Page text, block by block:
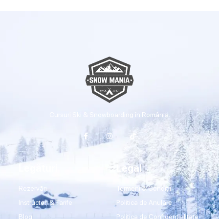
Cursuri Ski & Snowboarding în România.
Rezervări
Instructori & Tarife
Blog
Legal
Termeni & Condiții
Politica de Anulare
Politica de Confidențialitate